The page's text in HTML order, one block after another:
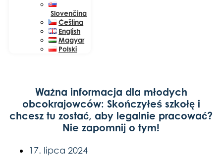
Slovenčina
Čeština
English
Magyar
Polski
Ważna informacja dla młodych
obcokrajowców: Skończyłeś szkołę i
chcesz tu zostać, aby legalnie pracować?
Nie zapomnij o tym!
17. lipca 2024